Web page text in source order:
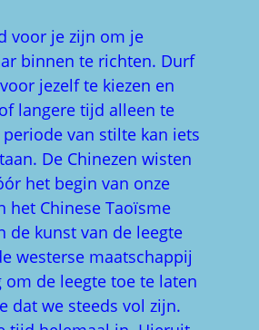
voor je zijn om je
binnen te richten. Durf
jezelf te kiezen en
langere tijd alleen te
van stilte kan iets
De Chinezen wisten
het begin van onze
het Chinese Taoïsme
de kunst van de leegte
westerse maatschappij
de leegte toe te laten
dat we steeds vol zijn.